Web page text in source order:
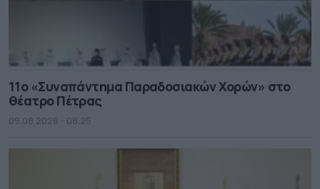
11ο «Συναπάντημα Παραδοσιακών Χορών» στο
θέατρο Πέτρας
09.08.2026 - 08.25